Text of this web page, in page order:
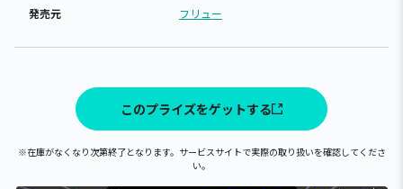
発売元 フリュー
このプライズをゲットする
※在庫がなくなり次第終了となります。サービスサイトで実際の取り扱いを確認してくださ
い。